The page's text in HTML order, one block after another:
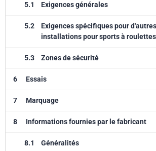
5.1 Exigences générales
5.2
Exigences spécifiques pour d'autres
installations pour sports à
5.3 Zones de sécurité
6 Essais
7 Marquage
8 Informations fournies par le fabricant
8.1 Généralités